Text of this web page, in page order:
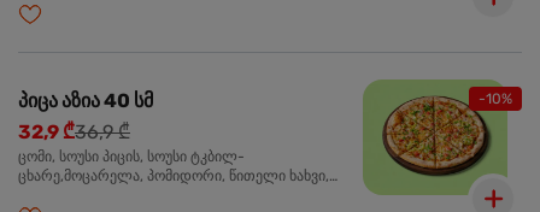
ორეგანო
-10%
პიცა აზია 40 სმ
32,9 ₾36,9 ₾
ცომი, სოუსი პიცის, სოუსი ტკბილ-
ცხარე,მოცარელა, პომიდორი, წითელი ხახვი,